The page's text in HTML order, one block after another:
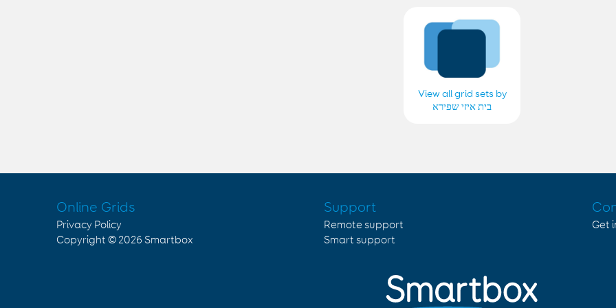
View all grid sets by
בית איזי שפירא
Online Grids
Privacy Policy
Copyright © 2026 Smartbox
Support
Remote support
Smart support
Get